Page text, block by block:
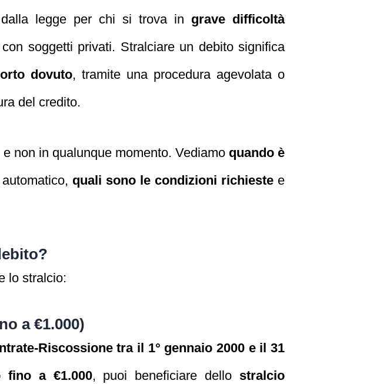
legge per chi si trova in grave difficoltà
soggetti privati. Stralciare un debito significa
dovuto, tramite una procedura agevolata o
del credito.
e non in qualunque momento. Vediamo quando è
quali sono le condizioni richieste e
lo stralcio:
a €1.000)
Riscossione tra il 1° gennaio 2000 e il 31
fino a €1.000, puoi beneficiare dello stralcio